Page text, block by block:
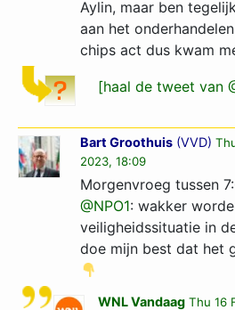
Aylin, maar ben
aan het
chips act dus kwam
[haal de tweet van
Bart Groothuis (VVD)
2023, 18:09
Morgenvroeg tussen
@NPO1: wakker
veiligheidssituatie in
doe mijn best dat het
WNL Vandaag Thu 16